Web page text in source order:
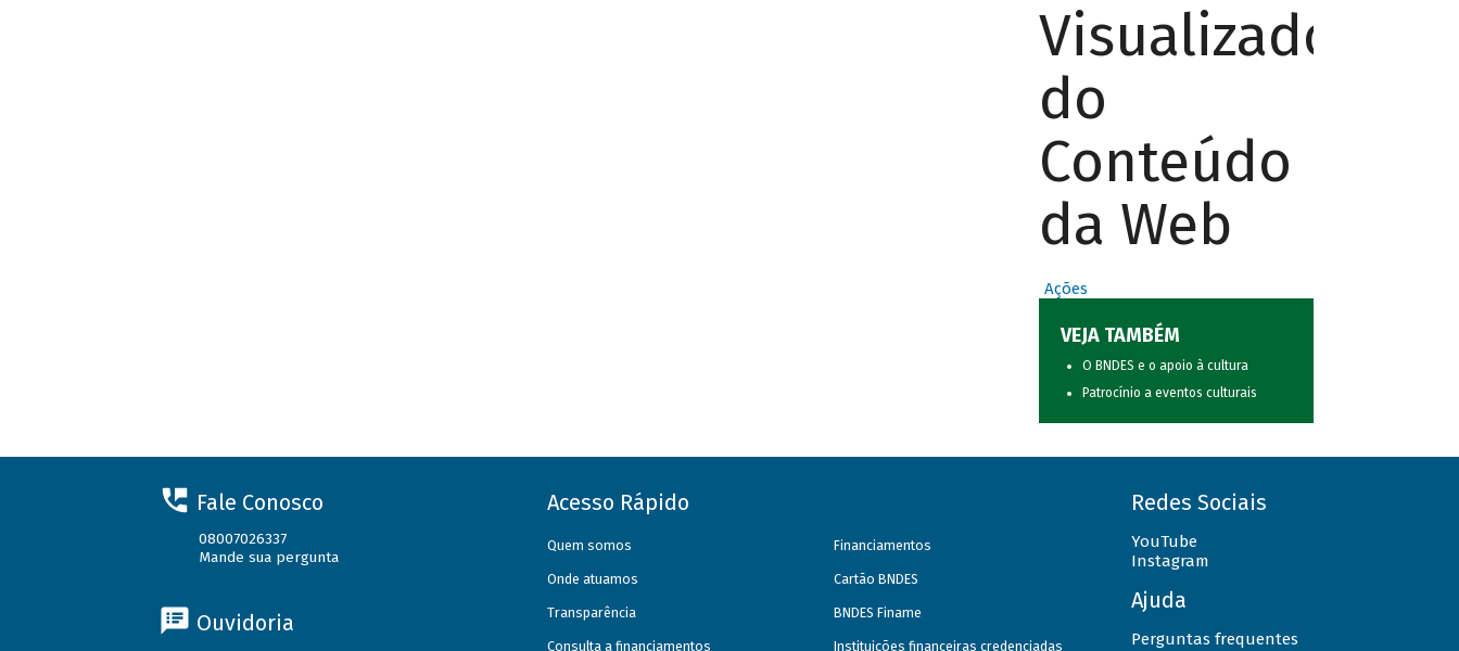
Visualizador
do
Conteúdo
da Web
Ações
VEJA TAMBÉM
O BNDES e o apoio à cultura
Patrocínio a eventos culturais
Fale Conosco
08007026337
Mande sua pergunta
Ouvidoria
Acesso Rápido
Quem somos
Onde atuamos
Transparência
Consulta a financiamentos
Financiamentos
Cartão BNDES
BNDES Finame
Instituições financeiras credenciadas
Redes Sociais
YouTube
Instagram
Ajuda
Perguntas frequentes